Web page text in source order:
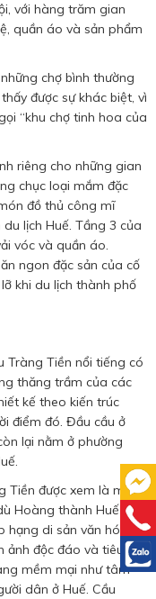
với hàng trăm gian
quần áo và sản phẩm
chợ bình thường
được sự khác biệt, vì
“khu chợ tinh hoa của
riêng cho những gian
chục loại mắm đặc
đồ thủ công mĩ
lịch Huế. Tầng 3 của
vóc và quần áo.
ngon đặc sản của cố
khi du lịch thành phố
Tràng Tiền nổi tiếng có
thăng trầm của các
kế theo kiến ​​trúc
điểm đó. Đầu cầu ở
lại nằm ở phường
Tiền được xem là một
Hoàng thành Huế là
di sản văn hóa
ảnh độc đáo và tiêu
mềm mại như tâm
dân ở Huế. Cầu